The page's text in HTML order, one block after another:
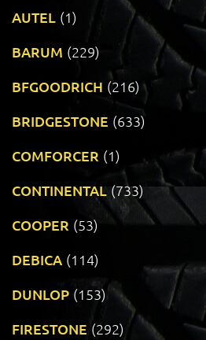
AUTEL (1)
BARUM (229)
BFGOODRICH (216)
BRIDGESTONE (633)
COMFORCER (1)
CONTINENTAL (733)
COOPER (53)
DEBICA (114)
DUNLOP (153)
FIRESTONE (292)